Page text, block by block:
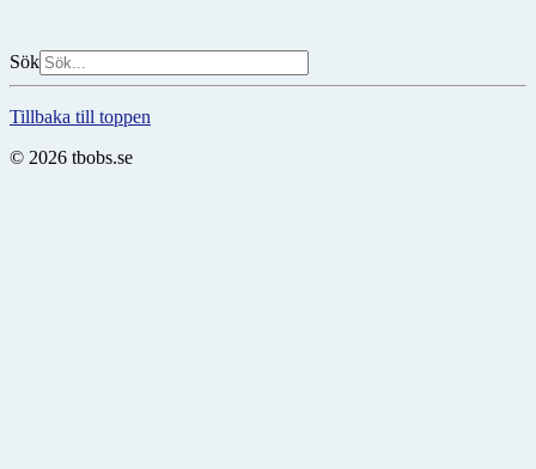
Sök
Tillbaka till toppen
© 2026 tbobs.se